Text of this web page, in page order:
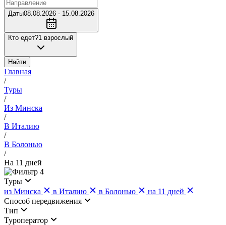
Даты08.08.2026 - 15.08.2026
Кто едет?1 взрослый
Найти
Главная
/
Туры
/
Из Минска
/
В Италию
/
В Болонью
/
На 11 дней
4
Туры
из Минска
в Италию в Болонью
на 11 дней
Cпособ передвижения
Тип
Туроператор